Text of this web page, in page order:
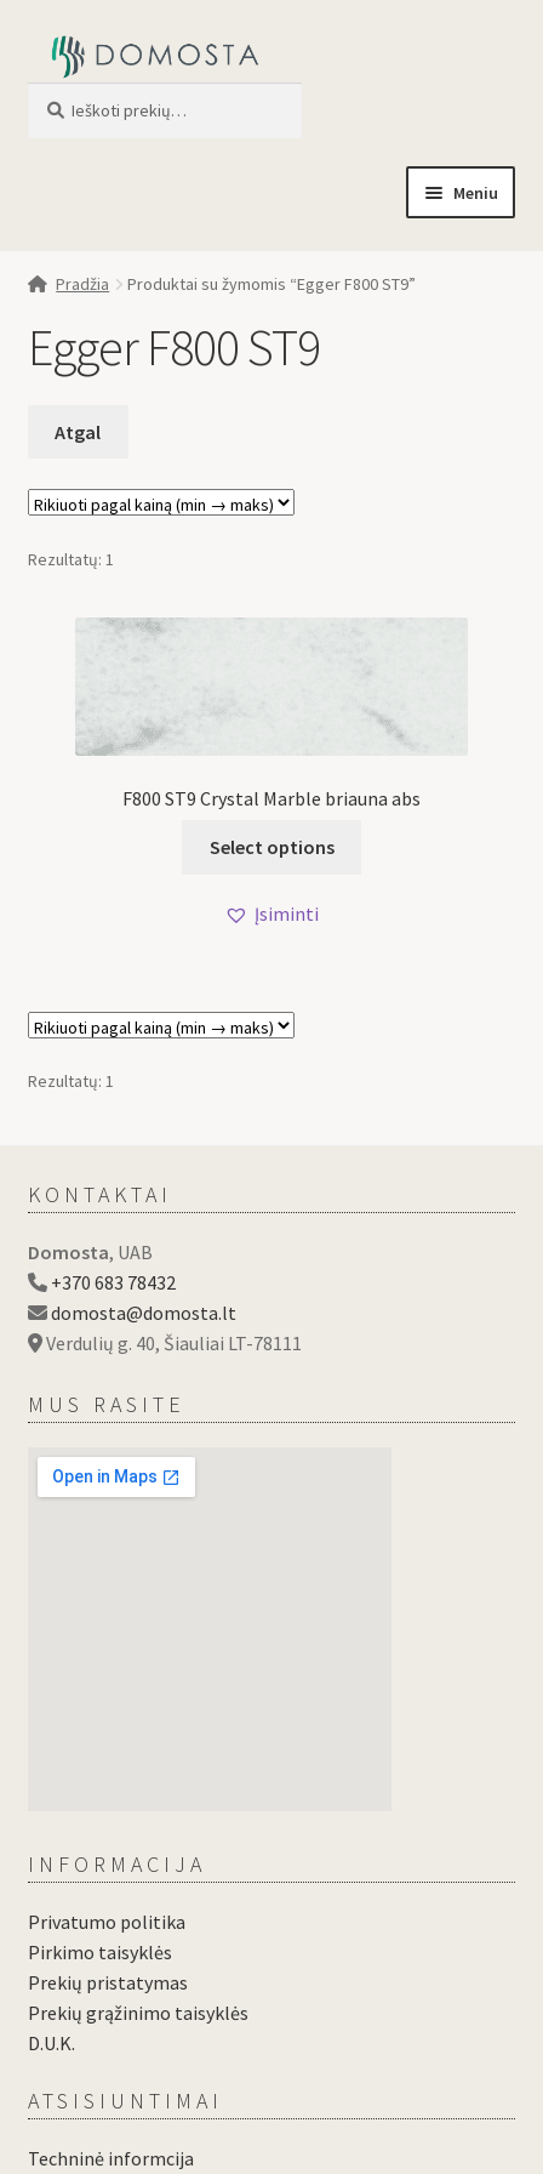
Meniu
Apie mus
Profilis
Pradžia Produktai su žymomis “Egger F800 ST9”
Egger F800 ST9
Rezultatų: 1
F800 ST9 Crystal Marble briauna abs
Select options
Įsiminti
Rezultatų: 1
KONTAKTAI
Domosta, UAB
+370 683 78432
domosta@domosta.lt
Verdulių g. 40, Šiauliai LT-78111
MUS RASITE
INFORMACIJA
Privatumo politika
Pirkimo taisyklės
Prekių pristatymas
Prekių grąžinimo taisyklės
D.U.K.
ATSISIUNTIMAI
Techninė informcija